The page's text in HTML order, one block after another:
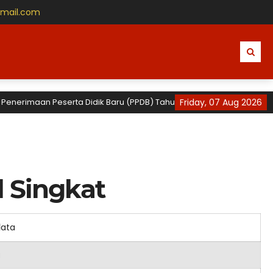
Friday, 07 Aug 2026
Peserta Didik Baru (PPDB) Tahun Ajaran 2026 / 2027
Singkat